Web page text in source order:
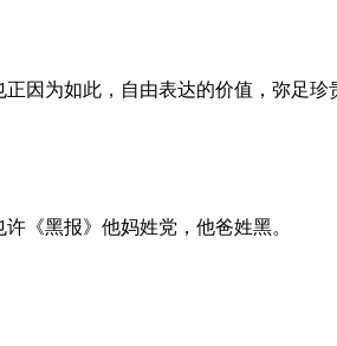
因为如此，自由表达的价值，弥足
《黑报》他妈姓党，他爸姓黑。